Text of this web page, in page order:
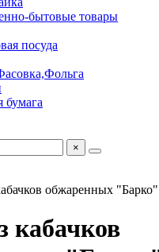
бытовые товары
посуда
бумага
×
обжаренных
кабачков